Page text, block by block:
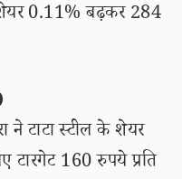
0.11% बढ़कर 284
ने टाटा स्टील के शेयर
टारगेट 160 रुपये प्रति